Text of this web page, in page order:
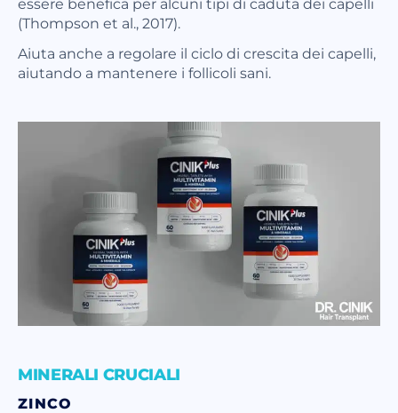
(Thompson et al., 2017).
Aiuta anche a regolare il ciclo di crescita dei capelli,
aiutando a mantenere i follicoli sani.
MINERALI CRUCIALI
ZINCO